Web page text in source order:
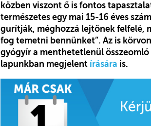
közben viszont ő is fontos
természetes egy mai 15-16 éves
gurítják, méghozzá lejtőnek felfelé,
fog temetni bennünket”. Az is
gyógyír a menthetetlenül
lapunkban megjelent írására is.